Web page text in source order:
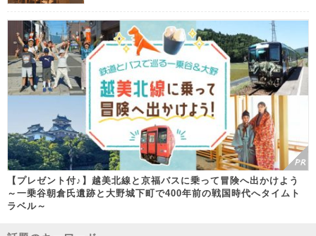
【プレゼント付♪】越美北線と京福バスに乗って冒険へ出かけよう
～一乗谷朝倉氏遺跡と大野城下町で400年前の戦国時代へタイムト
ラベル～